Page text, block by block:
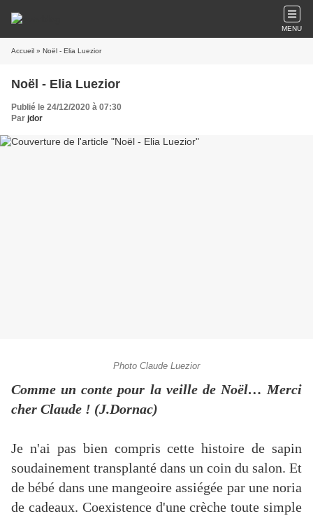
MENU
Accueil » Noël - Elia Luezior
Noël - Elia Luezior
Publié le 24/12/2020 à 07:30
Par jdor
Photo Claude Luezior
Comme un conte pour la veille de Noël… Merci
cher Claude ! (J.Dornac)
Je n'ai pas bien compris cette histoire de sapin
soudainement transplanté dans un coin du salon. Et
de bébé dans une mangeoire assiégée par une noria
de cadeaux. Coexistence d'une crèche toute simple